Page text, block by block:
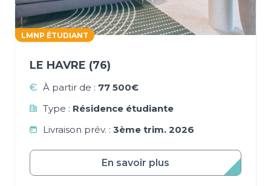
LMNP ÉTUDIANT
LE HAVRE (76)
À partir de : 77 500€
Type : Résidence étudiante
Livraison prév. : 3ème trim. 2026
En savoir plus